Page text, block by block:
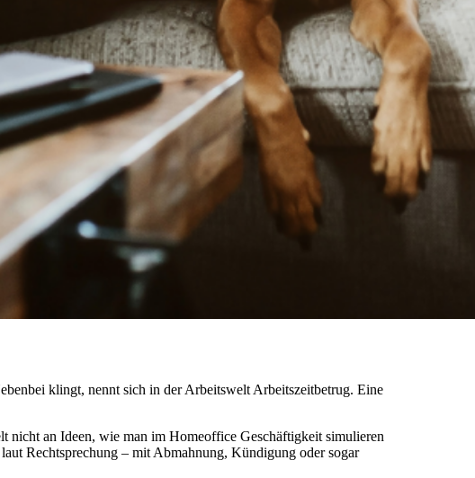
klingt, nennt sich in der Arbeitswelt Arbeitszeitbetrug. Eine
an Ideen, wie man im Homeoffice Geschäftigkeit simulieren
Rechtsprechung – mit Abmahnung, Kündigung oder sogar